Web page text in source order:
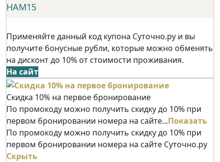
НАМ15
Применяйте данный код купона Суточно.ру и вы
получите бонусные рубли, которые можно обменять
на дисконт до 10% от стоимости проживания.
На сайт
Скидка 10% на первое бронирование
По промокоду можно получить скидку до 10% при
первом бронировании номера на сайте...Показать
По промокоду можно получить скидку до 10% при
первом бронировании номера на сайте Суточно.ру
Скрыть